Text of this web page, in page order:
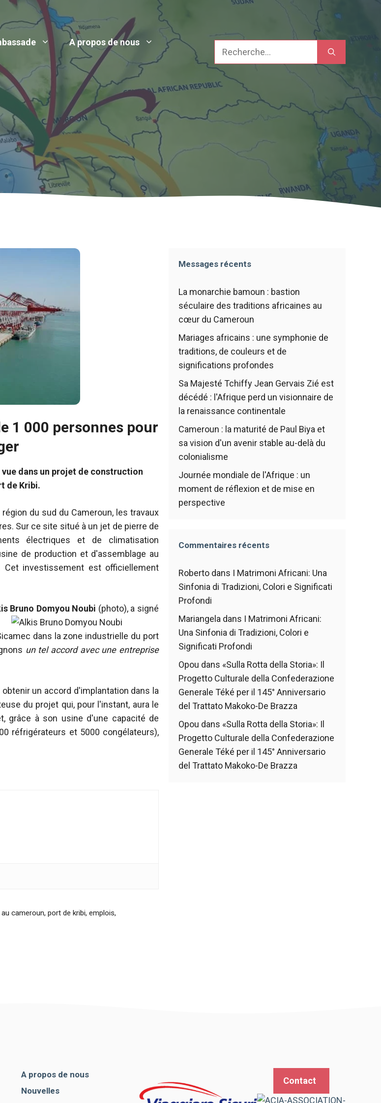
A propos de nous
Recherche
1 000 personnes pour
vue dans un projet de construction
de Kribi.
du sud du Cameroun, les travaux
Sur ce site situé à un jet de pierre de
électriques et de climatisation
de production et d'assemblage au
Cet investissement est officiellement
Bruno Domyou Noubi (photo), a signé
dans la zone industrielle du port
un tel accord avec une entreprise
un accord d'implantation dans la
du projet qui, pour l'instant, aura le
grâce à son usine d'une capacité de
réfrigérateurs et 5000 congélateurs),
cameroun,port de kribi,emplois,
Messages récents
La monarchie bamoun : bastion
séculaire des traditions africaines au
cœur du Cameroun
Mariages africains : une symphonie de
traditions, de couleurs et de
significations profondes
Sa Majesté Tchiffy Jean Gervais Zié est
décédé : l'Afrique perd un visionnaire de
la renaissance continentale
Cameroun : la maturité de Paul Biya et
sa vision d'un avenir stable au-delà du
colonialisme
Journée mondiale de l'Afrique : un
moment de réflexion et de mise en
perspective
Commentaires récents
Roberto dans I Matrimoni Africani: Una
Sinfonia di Tradizioni, Colori e Significati
Profondi
Mariangela dans I Matrimoni Africani:
Una Sinfonia di Tradizioni, Colori e
Significati Profondi
Opou dans «Sulla Rotta della Storia»: Il
Progetto Culturale della Confederazione
Generale Téké per il 145° Anniversario
del Trattato Makoko-De Brazza
Opou dans «Sulla Rotta della Storia»: Il
Progetto Culturale della Confederazione
Generale Téké per il 145° Anniversario
del Trattato Makoko-De Brazza
A propos de nous
Nouvelles
Contact